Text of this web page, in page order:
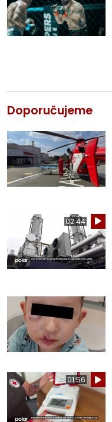
Doporučujeme
02:44
01:56